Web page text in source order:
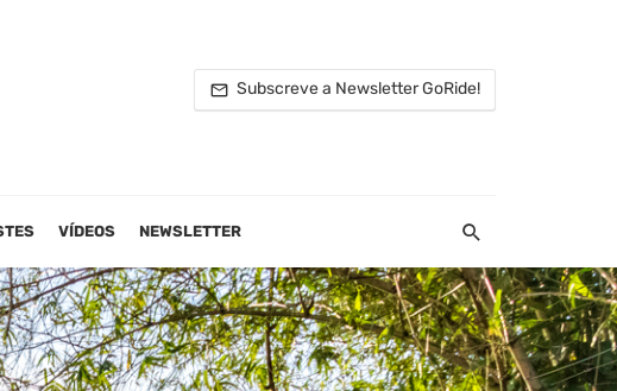
Subscreve a Newsletter GoRide!
VÍDEOS NEWSLETTER